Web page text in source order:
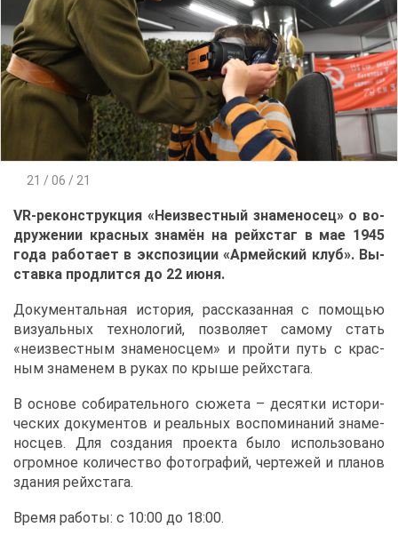
21 / 06 / 21
VR-ре­кон­струк­ция «Неиз­вест­ный зна­ме­но­сец» о во­
дру­же­нии крас­ных зна­мён на рейхс­таг в мае 1945
го­да ра­бо­та­ет в экс­по­зи­ции «Ар­мей­ский клуб». Вы­
став­ка про­длит­ся до 22 июня.
До­ку­мен­таль­ная ис­то­рия, рас­ска­зан­ная с по­мо­щью
ви­зу­аль­ных тех­но­ло­гий, поз­во­ля­ет са­мо­му стать
«неиз­вест­ным зна­ме­нос­цем» и прой­ти путь с крас­
ным зна­ме­нем в ру­ках по кры­ше рейхс­та­га.
В ос­но­ве со­би­ра­тель­но­го сю­же­та – де­сят­ки ис­то­ри­
че­ских до­ку­мен­тов и ре­аль­ных вос­по­ми­на­ний зна­ме­
нос­цев. Для со­зда­ния про­ек­та бы­ло ис­поль­зо­ва­но
огром­ное ко­ли­че­ство фо­то­гра­фий, чер­те­жей и пла­нов
зда­ния рейхс­та­га.
Вре­мя ра­бо­ты: с 10:00 до 18:00.